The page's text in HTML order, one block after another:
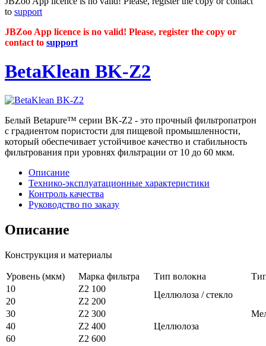
to support
JBZoo App licence is no valid! Please, register the copy or
contact to support
BetaKlean BK-Z2
Белый Betapure™ серии BK-Z2 - это прочный фильтропатрон
с градиентом пористости для пищевой промышленности,
который обеспечивает устойчивое качество и стабильность
фильтрования при уровнях фильтрации от 10 до 60 мкм.
Описание
Технико-эксплуатационные характеристики
Контроль качества
Руководство по заказу
Описание
Конструкция и материалы
Уровень (мкм) Марка фильтра Тип волокна
10
Z2 100
Целлюлоза / стекло
20
Z2 200
30
Z2 300
Целлюлоза
40
Z2 400
60
Z2 600